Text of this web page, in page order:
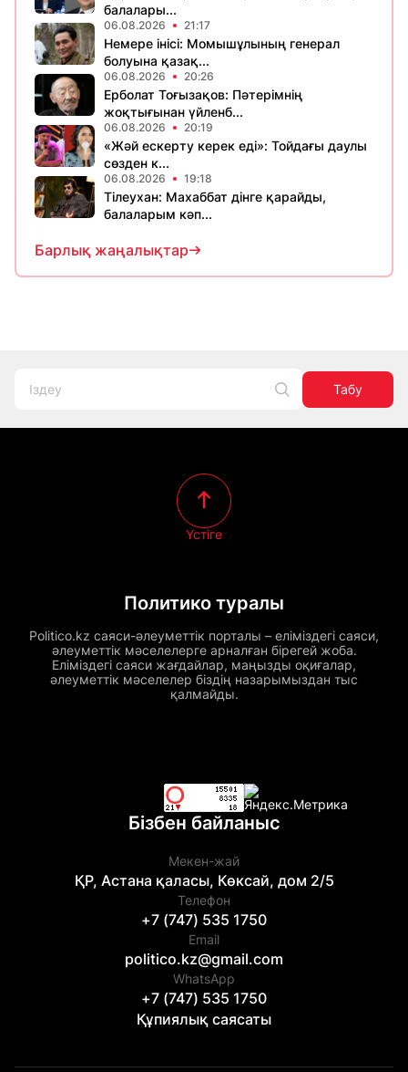
балалары...
06.08.2026 21:17
Немере інісі: Момышұлының генерал
болуына қазақ...
06.08.2026 20:26
Ерболат Тоғызақов: Пәтерімнің
жоқтығынан үйленб...
06.08.2026 20:19
«Жәй ескерту керек еді»: Тойдағы даулы
сөзден к...
06.08.2026 19:18
Тілеухан: Махаббат дінге қарайды,
балаларым кәп...
Барлық жаңалықтар
Табу
Политико туралы
Politico.kz саяси-әлеуметтік порталы – еліміздегі саяси,
әлеуметтік мәселелерге арналған бірегей жоба.
Еліміздегі саяси жағдайлар, маңызды оқиғалар,
әлеуметтік мәселелер біздің назарымыздан тыс
қалмайды.
Үстіге
Бізбен байланыс
Мекен-жай
ҚР, Астана қаласы, Көксай, дом 2/5
Телефон
+7 (747) 535 1750
Email
politico.kz@gmail.com
WhatsApp
+7 (747) 535 1750
Құпиялық саясаты